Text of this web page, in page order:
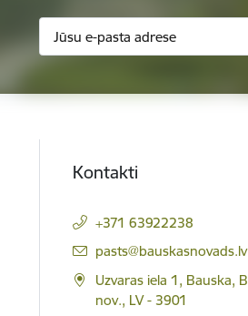
Kontakti
+371 63922238
E-pasts:
pasts@bauskasnovads.lv
Uzvaras iela 1, Bauska,
nov., LV - 3901